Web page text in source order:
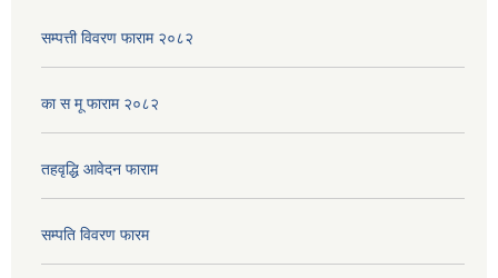
सम्पत्ती विवरण फाराम २०८२
का स मू फाराम २०८२
तहवृद्धि आवेदन फाराम
सम्पति विवरण फारम